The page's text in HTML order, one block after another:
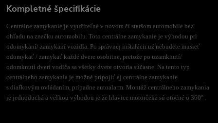
Kompletné špecifikácie
Centrálne zamykanie je využiteľné v novom či staršom automobile bez
ohľadu na značku automobilu. Toto centrálne zamykanie je výhodou pri
odomykaní/ zamykaní vozidla. Po správnej inštalácii už nebudete musieť
odomykať / zamykať každé dvere osobitne, pretože po uzamknutí/
odomknutí dverí vodiča sa všetky dvere otvoria súčasne. Na tento typ
centrálneho zamykania je možné pripojiť aj centrálne zamykanie
s diaľkovým ovládaním, prípadne autoalarm. Montáž centrálneho zamykania
je jednoduchá a veľkou výhodou je že hlavice motorčeka sú otočné o 360° .